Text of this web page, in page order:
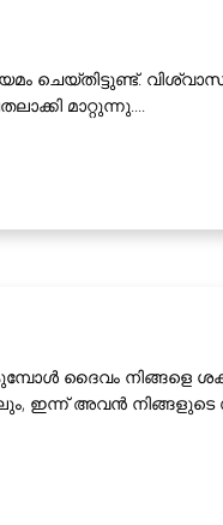
ചെയ്തിട്ടുണ്ട്.
മാറ്റുന്നു....
ദൈവം നിങ്ങളെ
ഇന്ന് അവൻ നിങ്ങളുടെ